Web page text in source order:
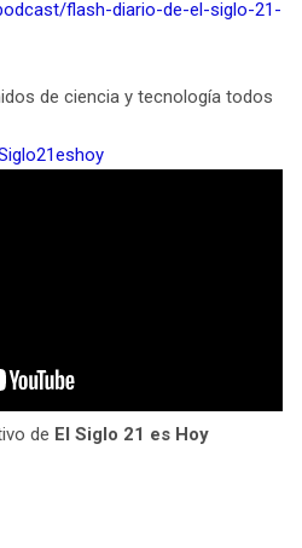
flash-diario-de-el-siglo-21-
de ciencia y tecnología todos
de El Siglo 21 es Hoy